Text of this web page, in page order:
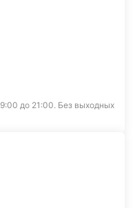
до 21:00. Без выходных